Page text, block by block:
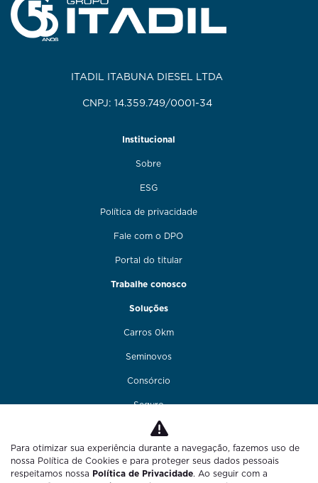
ITADIL ITABUNA DIESEL LTDA
CNPJ: 14.359.749/0001-34
Institucional
Sobre
ESG
Política de privacidade
Fale com o DPO
Portal do titular
Trabalhe conosco
Soluções
Carros 0km
Seminovos
Consórcio
Seguro
Financiamento
Funilaria e pintura
Fale conosco
Para otimizar sua experiência durante a navegação, fazemos uso de
nossa Política de Cookies e para proteger seus dados pessoais
respeitamos nossa Política de Privacidade. Ao seguir com a